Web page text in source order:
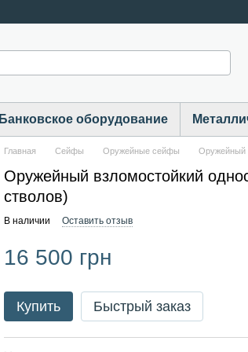
Банковское оборудование
Главная Cейфы Оружейные сейфы Оружейный
Оружейный взломостойкий
стволов)
В наличии Оставить отзыв
16 500 грн
Купить Быстрый заказ